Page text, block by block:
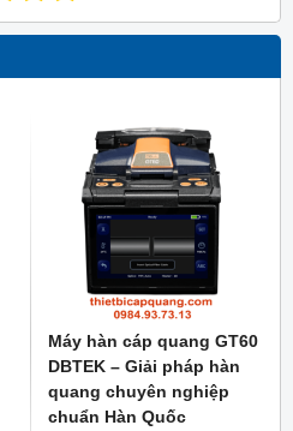
Máy hàn cáp quang GT60
DBTEK – Giải pháp hàn
quang chuyên nghiệp
chuẩn Hàn Quốc